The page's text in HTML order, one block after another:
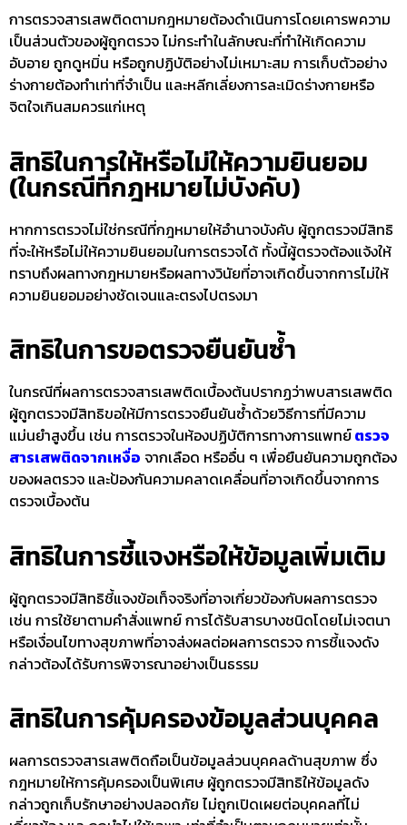
การตรวจสารเสพติดตามกฎหมายต้องดำเนินการโดยเคารพความ
เป็นส่วนตัวของผู้ถูกตรวจ ไม่กระทำในลักษณะที่ทำให้เกิดความ
อับอาย ถูกดูหมิ่น หรือถูกปฏิบัติอย่างไม่เหมาะสม การเก็บตัวอย่าง
ร่างกายต้องทำเท่าที่จำเป็น และหลีกเลี่ยงการละเมิดร่างกายหรือ
จิตใจเกินสมควรแก่เหตุ
สิทธิในการให้หรือไม่ให้ความยินยอม
(ในกรณีที่กฎหมายไม่บังคับ)
หากการตรวจไม่ใช่กรณีที่กฎหมายให้อำนาจบังคับ ผู้ถูกตรวจมีสิทธิ
ที่จะให้หรือไม่ให้ความยินยอมในการตรวจได้ ทั้งนี้ผู้ตรวจต้องแจ้งให้
ทราบถึงผลทางกฎหมายหรือผลทางวินัยที่อาจเกิดขึ้นจากการไม่ให้
ความยินยอมอย่างชัดเจนและตรงไปตรงมา
สิทธิในการขอตรวจยืนยันซ้ำ
ในกรณีที่ผลการตรวจสารเสพติดเบื้องต้นปรากฏว่าพบสารเสพติด
ผู้ถูกตรวจมีสิทธิขอให้มีการตรวจยืนยันซ้ำด้วยวิธีการที่มีความ
แม่นยำสูงขึ้น เช่น การตรวจในห้องปฏิบัติการทางการแพทย์ตรวจ
สารเสพติดจากเหงื่อ จากเลือด หรืออื่น ๆ เพื่อยืนยันความถูกต้อง
ของผลตรวจ และป้องกันความคลาดเคลื่อนที่อาจเกิดขึ้นจากการ
ตรวจเบื้องต้น
สิทธิในการชี้แจงหรือให้ข้อมูลเพิ่มเติม
ผู้ถูกตรวจมีสิทธิชี้แจงข้อเท็จจริงที่อาจเกี่ยวข้องกับผลการตรวจ
เช่น การใช้ยาตามคำสั่งแพทย์ การได้รับสารบางชนิดโดยไม่เจตนา
หรือเงื่อนไขทางสุขภาพที่อาจส่งผลต่อผลการตรวจ การชี้แจงดัง
กล่าวต้องได้รับการพิจารณาอย่างเป็นธรรม
สิทธิในการคุ้มครองข้อมูลส่วนบุคคล
ผลการตรวจสารเสพติดถือเป็นข้อมูลส่วนบุคคลด้านสุขภาพ ซึ่ง
กฎหมายให้การคุ้มครองเป็นพิเศษ ผู้ถูกตรวจมีสิทธิให้ข้อมูลดัง
กล่าวถูกเก็บรักษาอย่างปลอดภัย ไม่ถูกเปิดเผยต่อบุคคลที่ไม่